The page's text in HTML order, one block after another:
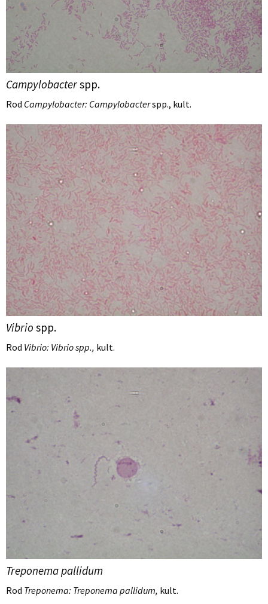
Campylobacterspp.
Rod Campylobacter: Campylobacterspp., kult.
Vibrio spp.
Rod Vibrio: Vibrio spp., kult.
Treponema pallidum
Rod Treponema: Treponema pallidum, kult.